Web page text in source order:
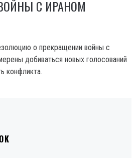
С ИРАНОМ
о прекращении войны с
добиваться новых голосований
конфликта.